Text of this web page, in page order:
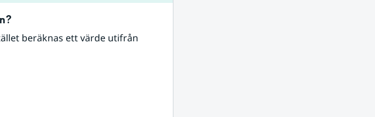
beräknas ett värde utifrån